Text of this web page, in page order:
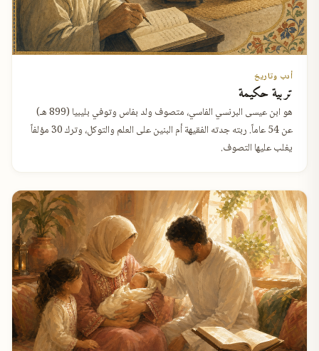
أدب وتاريخ
تربية حكيمة
هو ابن عيسى البرنسي الفاسي، متصوف ولد بفاس وتوفي بليبيا (899 هـ)
عن 54 عاماً. ربته جدته الفقيهة أم البنين على العلم والتوكل، وترك 30 مؤلفاً
يغلب عليها التصوف.